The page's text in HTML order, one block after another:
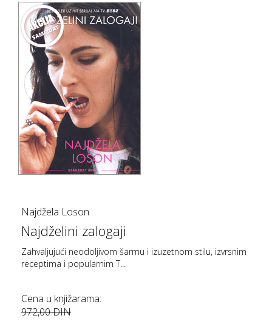
Najdžela Loson
Najdželini zalogaji
Zahvaljujući neodoljivom šarmu i izuzetnom stilu, izvrsnim
receptima i popularnim T...
Cena u knjižarama:
972,00 DIN